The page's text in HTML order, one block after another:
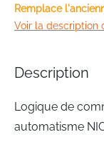
the
beginning
of
gallery
Remplace
Voir la description
Description
Logique de
automatisme